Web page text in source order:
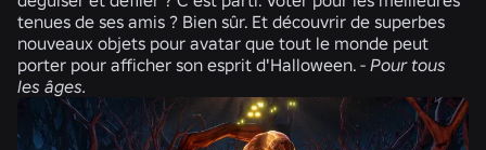
tenues de ses amis ? Bien sûr. Et découvrir de superbes
nouveaux objets pour avatar que tout le monde peut
porter pour afficher son esprit d'Halloween. - Pour tous
les âges.